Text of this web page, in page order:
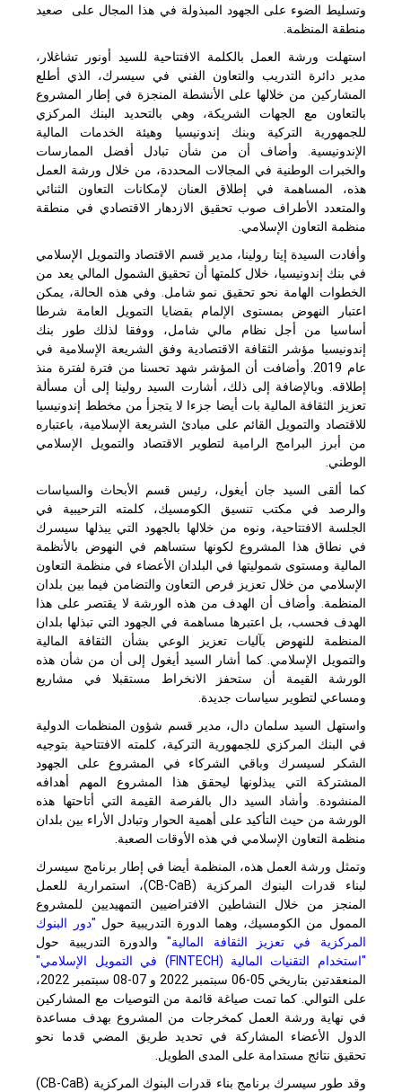
وتسليط الضوء على الجهود المبذولة في هذا المجال على صعيد
منطقة المنظمة.
استهلت ورشة العمل بالكلمة الافتتاحية للسيد أونور تشاغلار،
مدير دائرة التدريب والتعاون الفني في سيسرك، الذي أطلع
المشاركين من خلالها على الأنشطة المنجزة في إطار المشروع
بالتعاون مع الجهات الشريكة، وهي بالتحديد البنك المركزي
للجمهورية التركية وبنك إندونيسيا وهيئة الخدمات المالية
الإندونيسية. وأضاف أن من شأن تبادل أفضل الممارسات
والخبرات الوطنية في المجالات المحددة، من خلال ورشة العمل
هذه، المساهمة في إطلاق العنان لإمكانات التعاون الثنائي
والمتعدد الأطراف صوب تحقيق الازدهار الاقتصادي في منطقة
منظمة التعاون الإسلامي.
وأفادت السيدة إيتا رولينا، مدير قسم الاقتصاد والتمويل الإسلامي
في بنك إندونيسيا، خلال كلمتها أن تحقيق الشمول المالي يعد من
الخطوات الهامة نحو تحقيق نمو شامل. وفي هذه الحالة، يمكن
اعتبار النهوض بمستوى الإلمام بقضايا التمويل العامة شرطا
أساسيا من أجل نظام مالي شامل، ووفقا لذلك طور بنك
إندونيسيا مؤشر الثقافة الاقتصادية وفق الشريعة الإسلامية في
عام 2019. وأضافت أن المؤشر شهد تحسنا من فترة لفترة منذ
إطلاقه. وبالإضافة إلى ذلك، أشارت السيد رولينا إلى أن مسألة
تعزيز الثقافة المالية بات أيضا جزءا لا يتجزأ من مخطط إندونيسيا
للاقتصاد والتمويل القائم على مبادئ الشريعة الإسلامية، باعتباره
من أبرز البرامج الرامية لتطوير الاقتصاد والتمويل الإسلامي
الوطني.
كما ألقى السيد جان أيغول، رئيس قسم الأبحاث والسياسات
والرصد في مكتب تنسيق الكومسيك، كلمته الترحيبية في
الجلسة الافتتاحية، ونوه من خلالها بالجهود التي يبذلها سيسرك
في نطاق هذا المشروع لكونها ستساهم في النهوض بالأنظمة
المالية ومستوى شموليتها في البلدان الأعضاء في منظمة التعاون
الإسلامي من خلال تعزيز فرص التعاون والتضامن فيما بين بلدان
المنظمة. وأضاف أن الهدف من هذه الورشة لا يقتصر على هذا
الهدف فحسب، بل اعتبرها مساهمة في الجهود التي تبذلها بلدان
المنظمة للنهوض بآليات تعزيز الوعي بشأن الثقافة المالية
والتمويل الإسلامي. كما أشار السيد أيغول إلى أن من شأن هذه
الورشة القيمة أن ستحفز الانخراط مستقبلا في مشاريع
ومساعي لتطوير سياسات جديدة.
واستهل السيد سلمان دال، مدير قسم شؤون المنظمات الدولية
في البنك المركزي للجمهورية التركية، كلمته الافتتاحية بتوجيه
الشكر لسيسرك وباقي الشركاء في المشروع على الجهود
المشتركة التي يبذلونها ليحقق هذا المشروع المهم أهدافه
المنشودة. وأشاد السيد دال بالفرصة القيمة التي أتاحتها هذه
الورشة من حيث التأكيد على أهمية الحوار وتبادل الأراء بين بلدان
منظمة التعاون الإسلامي في هذه الأوقات الصعبة.
وتمثل ورشة العمل هذه، المنظمة أيضا في إطار برنامج سيسرك
لبناء قدرات البنوك المركزية (
CB-CaB)، استمرارية للعمل
المنجز من خلال النشاطين الافتراضيين التمهيديين للمشروع
الممول من الكومسيك، وهما الدورة التدريبية حول"دور البنوك
المركزية في تعزيز الثقافة المالية"والدورة التدريبية حول
"استخدام التقنيات المالية (FINTECH) في التمويل الإسلامي"
المنعقدتين بتاريخي 05-06 سبتمبر 2022 و 07-08 سبتمبر 2022،
على التوالي. كما تمت صياغة قائمة من التوصيات مع المشاركين
في نهاية ورشة العمل كمخرجات من المشروع بهدف مساعدة
الدول الأعضاء المشاركة في تحديد طريق المضي قدما نحو
تحقيق نتائج مستدامة على المدى الطويل.
وقد طور سيسرك برنامج بناء قدرات البنوك المركزية (CB-CaB
)